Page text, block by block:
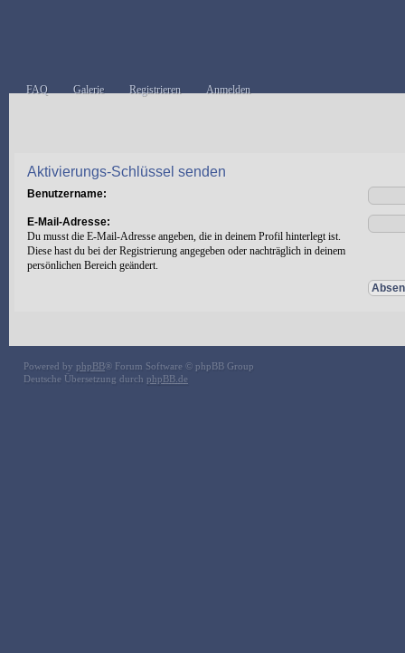
FAQ Galerie Registrieren Anmelden
Aktivierungs-Schlüssel senden
Benutzername:
E-Mail-Adresse:
Du musst die E-Mail-Adresse angeben, die in deinem Profil hinterlegt ist.
Diese hast du bei der Registrierung angegeben oder nachträglich in deinem
persönlichen Bereich geändert.
Powered by phpBB® Forum Software © phpBB Group
Deutsche Übersetzung durch phpBB.de